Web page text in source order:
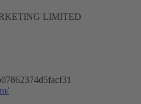
LIMITED